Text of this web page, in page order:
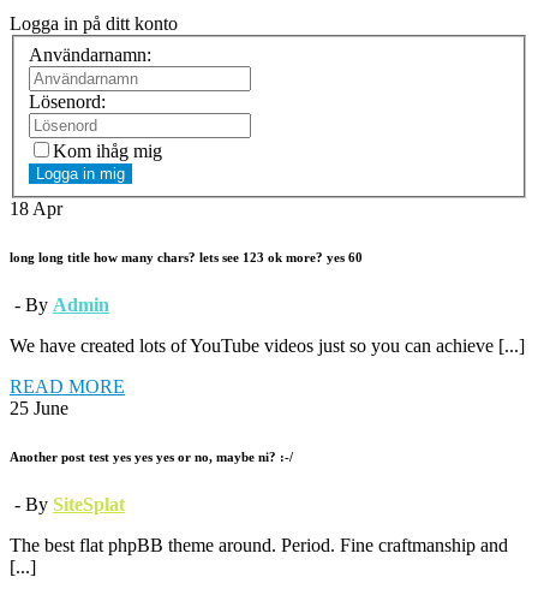
Logga in på ditt konto
Användarnamn:
Lösenord:
Kom ihåg mig
Logga in mig
18 Apr
long long title how many chars? lets see 123 ok more? yes 60
- By Admin
We have created lots of YouTube videos just so you can achieve [...]
READ MORE
25 June
Another post test yes yes yes or no, maybe ni? :-/
- By SiteSplat
The best flat phpBB theme around. Period. Fine craftmanship and
[...]